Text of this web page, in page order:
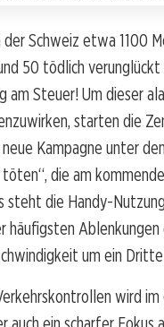
der Schweiz etwa 1100
50 tödlich
am Steuer! Um dieser
starten die
Kampagne unter
die am
steht die Handy-
häufigsten
um ein
wird